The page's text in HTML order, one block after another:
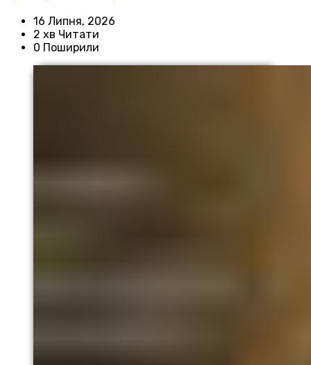
16 Липня, 2026
2 хв Читати
0 Поширили